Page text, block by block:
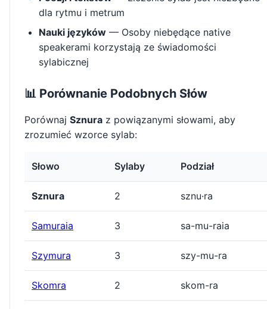
dla rytmu i metrum
Nauki języków — Osoby niebędące native
speakerami korzystają ze świadomości
sylabicznej
📊 Porównanie Podobnych Słów
Porównaj Sznura z powiązanymi słowami, aby
zrozumieć wzorce sylab:
Słowo Sylaby Podział
Sznura 2 sznu·ra
Samuraia 3 sa-mu-raia
Szymura 3 szy-mu-ra
Skomra 2 skom-ra